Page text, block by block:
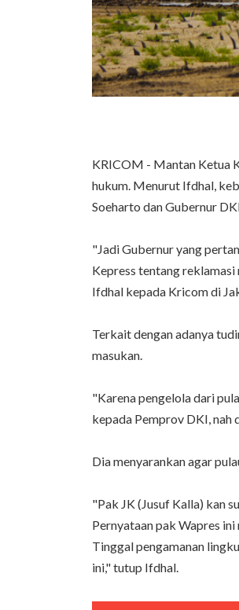
KRICOM - Mantan Ketua
hukum. Menurut Ifdhal,
Soeharto dan Gubernur
"Jadi Gubernur yang
Kepress tentang
Ifdhal kepada Kricom di
Terkait dengan adanya
masukan.
"Karena pengelola dari
kepada Pemprov DKI,
Dia menyarankan agar
"Pak JK (Jusuf Kalla) kan
Pernyataan pak Wapres
Tinggal pengamanan
ini," tutup Ifdhal.